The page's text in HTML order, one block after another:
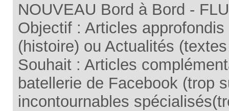
NOUVEAU Bord à Bord -
Objectif : Articles
(histoire) ou Actualités
Souhait : Articles
batellerie de Facebook (trop
incontournables